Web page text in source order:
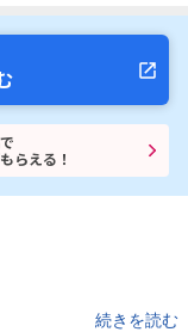
らえる！
続きを読む